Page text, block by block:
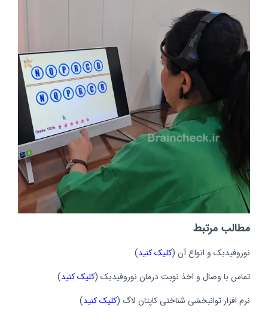
مطالب مرتبط
نوروفیدبک و انواع آن (کلیک کنید)
تماس با وصال و اخذ نوبت درمان نوروفیدبک (کلیک کنید)
نرم افزار توانبخشی شناختی کاپتان لاگ (کلیک کنید)